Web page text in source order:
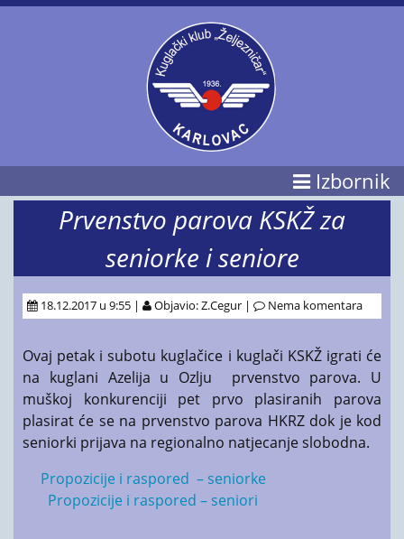
Izbornik
Prvenstvo parova KSKŽ za
seniorke i seniore
18.12.2017 u 9:55 | Objavio: Z.Cegur | Nema komentara
Ovaj petak i subotu kuglačice i kuglači KSKŽ igrati će
na kuglani Azelija u Ozlju prvenstvo parova. U
muškoj konkurenciji pet prvo plasiranih parova
plasirat će se na prvenstvo parova HKRZ dok je kod
seniorki prijava na regionalno natjecanje slobodna.
Propozicije i raspored – seniorke
Propozicije i raspored – seniori